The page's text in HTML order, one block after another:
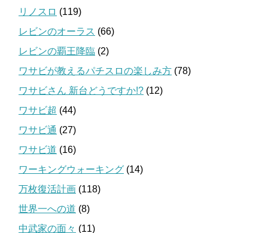
リノスロ (119)
レビンのオーラス (66)
レビンの覇王降臨 (2)
ワサビが教えるパチスロの楽しみ方 (78)
ワサビさん 新台どうですか!? (12)
ワサビ超 (44)
ワサビ通 (27)
ワサビ道 (16)
ワーキングウォーキング (14)
万枚復活計画 (118)
世界一への道 (8)
中武家の面々 (11)